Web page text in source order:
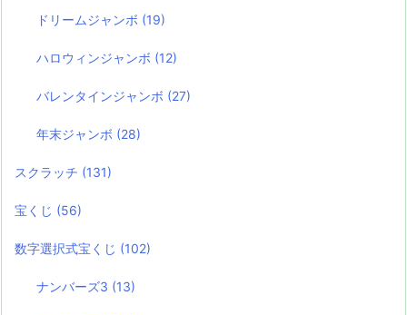
ドリームジャンボ (19)
ハロウィンジャンボ (12)
バレンタインジャンボ (27)
年末ジャンボ (28)
スクラッチ (131)
宝くじ (56)
数字選択式宝くじ (102)
ナンバーズ3 (13)